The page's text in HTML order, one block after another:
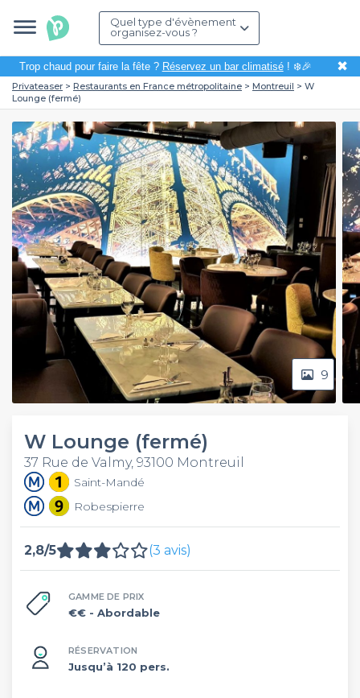
Quel type d'évènement
organisez-vous ?
Trop chaud pour faire la fête ? Réservez un bar climatisé! ❄️🎉 ✖
Privateaser Restaurants en France métropolitaine Montreuil
W
Lounge (fermé)
9
W Lounge (fermé)
37 Rue de Valmy, 93100 Montreuil
Saint-Mandé
Robespierre
2,8/5 (3 avis)
GAMME DE PRIX
€€ - Abordable
RÉSERVATION
Jusqu’à 120 pers.